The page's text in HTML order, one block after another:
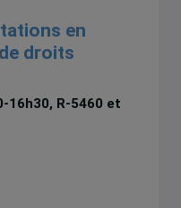
en
droits
16h30, R-5460 et